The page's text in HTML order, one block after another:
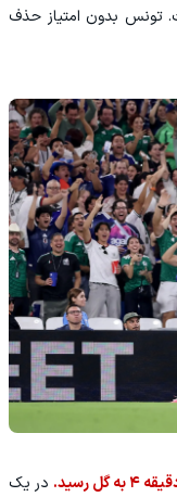
۳ امتیاز سوم است. تونس بدون امتیاز حذف
رسید.
در یک